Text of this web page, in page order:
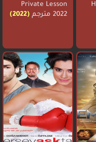
Private Lesson
2022 مترجم
(2022)